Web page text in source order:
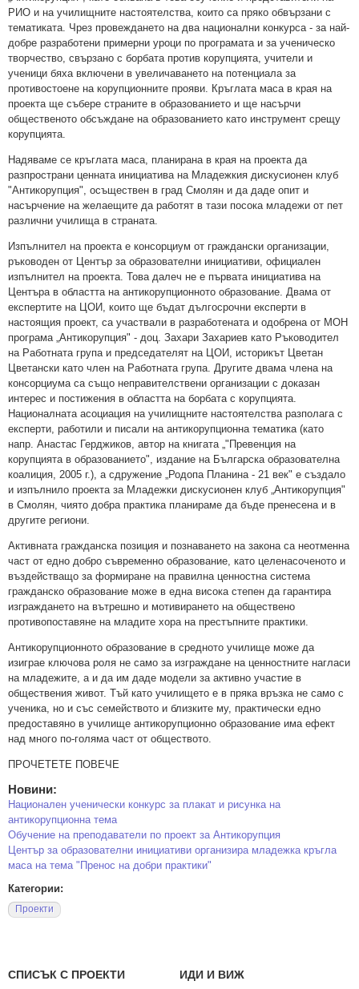
РИО и на училищните настоятелства, които са пряко обвързани с
тематиката. Чрез провеждането на два национални конкурса - за най-
добре разработени примерни уроци по програмата и за ученическо
творчество, свързано с борбата против корупцията, учители и
ученици бяха включени в увеличаването на потенциала за
противостоене на корупционните прояви. Кръглата маса в края на
проекта ще събере страните в образованието и ще насърчи
общественото обсъждане на образованието като инструмент срещу
корупцията.
Надяваме се кръглата маса, планирана в края на проекта да
разпространи ценната инициатива на Младежкия дискусионен клуб
"Антикорупция", осъществен в град Смолян и да даде опит и
насърчение на желаещите да работят в тази посока младежи от пет
различни училища в страната.
Изпълнител на проекта е консорциум от граждански организации,
ръководен от Център за образователни инициативи, официален
изпълнител на проекта. Това далеч не е първата инициатива на
Центъра в областта на антикорупционното образование. Двама от
експертите на ЦОИ, които ще бъдат дългосрочни експерти в
настоящия проект, са участвали в разработената и одобрена от МОН
програма „Антикорупция" - доц. Захари Захариев като Ръководител
на Работната група и председателят на ЦОИ, историкът Цветан
Цветански като член на Работната група. Другите двама члена на
консорциума са също неправителствени организации с доказан
интерес и постижения в областта на борбата с корупцията.
Националната асоциация на училищните настоятелства разполага с
експерти, работили и писали на антикорупционна тематика (като
напр. Анастас Герджиков, автор на книгата „"Превенция на
корупцията в образованието", издание на Българска образователна
коалиция, 2005 г.), а сдружение „Родопа Планина - 21 век" е създало
и изпълнило проекта за Младежки дискусионен клуб „Антикорупция"
в Смолян, чиято добра практика планираме да бъде пренесена и в
другите региони.
Активната гражданска позиция и познаването на закона са неотменна
част от едно добро съвременно образование, като целенасоченото и
въздействащо за формиране на правилна ценностна система
гражданско образование може в една висока степен да гарантира
изграждането на вътрешно и мотивирането на обществено
противопоставяне на младите хора на престъпните практики.
Антикорупционното образование в средното училище може да
изиграе ключова роля не само за изграждане на ценностните нагласи
на младежите, а и да им даде модели за активно участие в
обществения живот. Тъй като училището е в пряка връзка не само с
ученика, но и със семейството и близките му, практически едно
предоставяно в училище антикорупционно образование има ефект
над много по-голяма част от обществото.
ПРОЧЕТЕТЕ ПОВЕЧЕ
Новини:
Национален ученически конкурс за плакат и рисунка на
антикорупционна тема
Обучение на преподаватели по проект за Антикорупция
Център за образователни инициативи организира младежка кръгла
маса на тема "Пренос на добри практики"
Категории:
Проекти
СПИСЪК С ПРОЕКТИ ИДИ И ВИЖ